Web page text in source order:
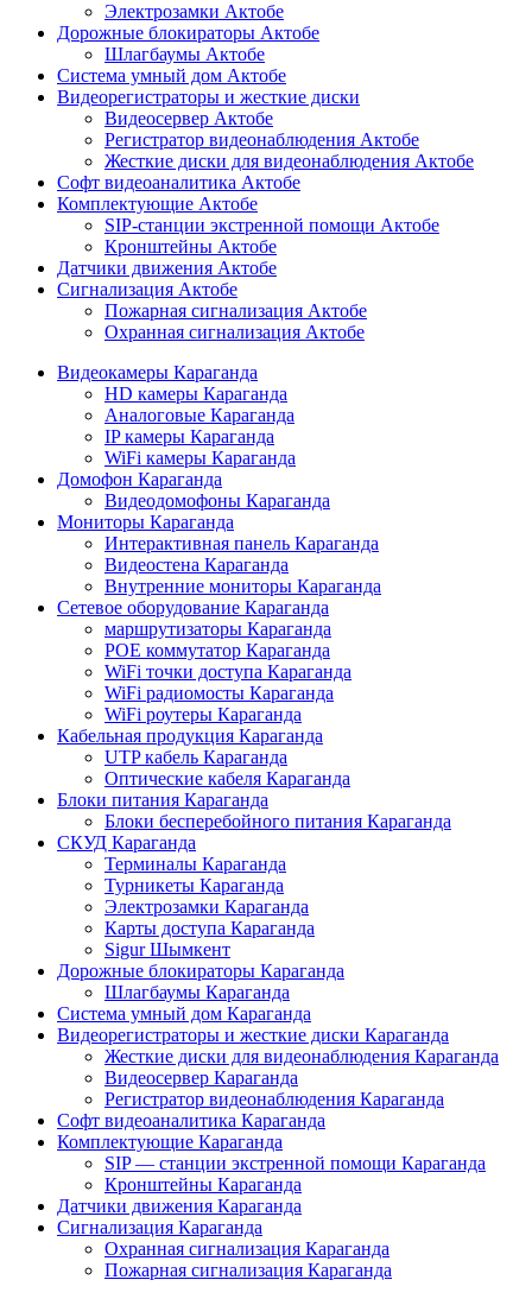
Электрозамки Актобе
Дорожные блокираторы Актобе
Шлагбаумы Актобе
Система умный дом Актобе
Видеорегистраторы и жесткие диски
Видеосервер Актобе
Регистратор видеонаблюдения Актобе
Жесткие диски для видеонаблюдения Актобе
Софт видеоаналитика Актобе
Комплектующие Актобе
SIP-станции экстренной помощи Актобе
Кронштейны Актобе
Датчики движения Актобе
Сигнализация Актобе
Пожарная сигнализация Актобе
Охранная сигнализация Актобе
Видеокамеры Караганда
HD камеры Караганда
Аналоговые Караганда
IP камеры Караганда
WiFi камеры Караганда
Домофон Караганда
Видеодомофоны Караганда
Мониторы Караганда
Интерактивная панель Караганда
Видеостена Караганда
Внутренние мониторы Караганда
Сетевое оборудование Караганда
маршрутизаторы Караганда
POE коммутатор Караганда
WiFi точки доступа Караганда
WiFi радиомосты Караганда
WiFi роутеры Караганда
Кабельная продукция Караганда
UTP кабель Караганда
Оптические кабеля Караганда
Блоки питания Караганда
Блоки бесперебойного питания Караганда
СКУД Караганда
Терминалы Караганда
Турникеты Караганда
Электрозамки Караганда
Карты доступа Караганда
Sigur Шымкент
Дорожные блокираторы Караганда
Шлагбаумы Караганда
Система умный дом Караганда
Видеорегистраторы и жесткие диски Караганда
Жесткие диски для видеонаблюдения Караганда
Видеосервер Караганда
Регистратор видеонаблюдения Караганда
Софт видеоаналитика Караганда
Комплектующие Караганда
SIP — станции экстренной помощи Караганда
Кронштейны Караганда
Датчики движения Караганда
Сигнализация Караганда
Охранная сигнализация Караганда
Пожарная сигнализация Караганда